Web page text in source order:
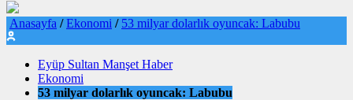
Anasayfa / Ekonomi / 53 milyar dolarlık oyuncak: Labubu
Eyüp Sultan Manşet Haber
Ekonomi
53 milyar dolarlık oyuncak: Labubu